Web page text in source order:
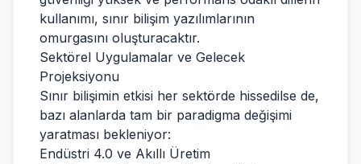
kullanımı, sınır bilişim yazılımlarının
omurgasını oluşturacaktır.
Sektörel Uygulamalar ve Gelecek
Projeksiyonu
Sınır bilişimin etkisi her sektörde hissedilse de,
bazı alanlarda tam bir paradigma değişimi
yaratması bekleniyor:
Endüstri 4.0 ve Akıllı Üretim